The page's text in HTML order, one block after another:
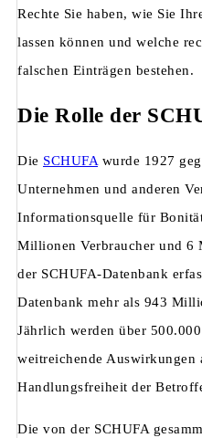
Rechte Sie haben, wie Sie
lassen können und welche
falschen Einträgen bestehen.
Die Rolle der
Die SCHUFA wurde 1927
Unternehmen und anderen
Informationsquelle für
Millionen Verbraucher und 6
der SCHUFA-Datenbank
Datenbank mehr als 943
Jährlich werden über
weitreichende Auswirkungen
Handlungsfreiheit der
Die von der SCHUFA